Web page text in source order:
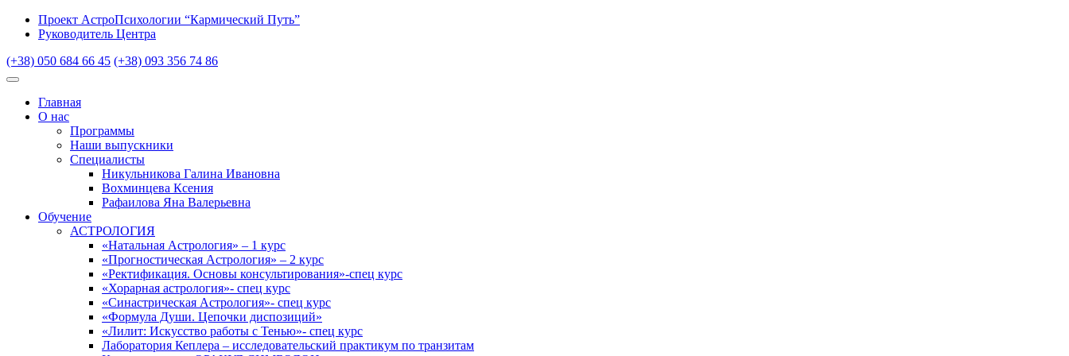
Проект АстроПсихологии “Кармический Путь”
Руководитель Центра
(+38) 050 684 66 45 (+38) 093 356 74 86
Главная
О нас
Программы
Наши выпускники
Специалисты
Никульникова Галина Ивановна
Вохминцева Ксения
Рафаилова Яна Валерьевна
Обучение
АСТРОЛОГИЯ
«Натальная Астрология» – 1 курс
«Прогностическая Астрология» – 2 курс
«Ректификация. Основы консультирования»-спец курс
«Хорарная астрология»- спец курс
«Синастрическая Астрология»- спец курс
«Формула Души. Цепочки диспозиций»
«Лилит: Искусство работы с Тенью»- спец курс
Лаборатория Кеплера – исследовательский практикум по транзитам